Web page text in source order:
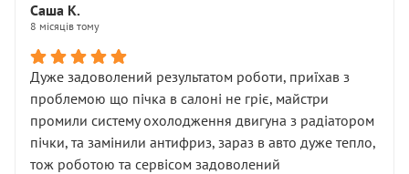
Саша К.
8 місяців тому
Дуже задоволений результатом роботи, приїхав з
проблемою що пічка в салоні не гріє, майстри
промили систему охолодження двигуна з радіатором
пічки, та замінили антифриз, зараз в авто дуже тепло,
тож роботою та сервісом задоволений